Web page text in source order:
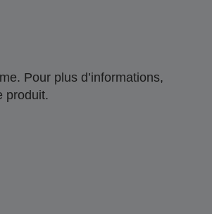
Pour plus d’informations,
produit.